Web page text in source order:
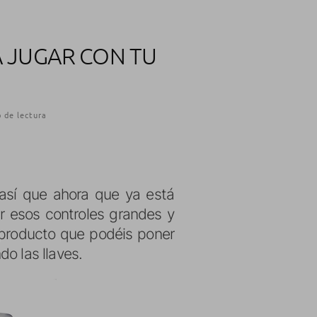
CON TU
de lectura
que ahora que ya está
esos controles grandes y
que podéis poner
las llaves.